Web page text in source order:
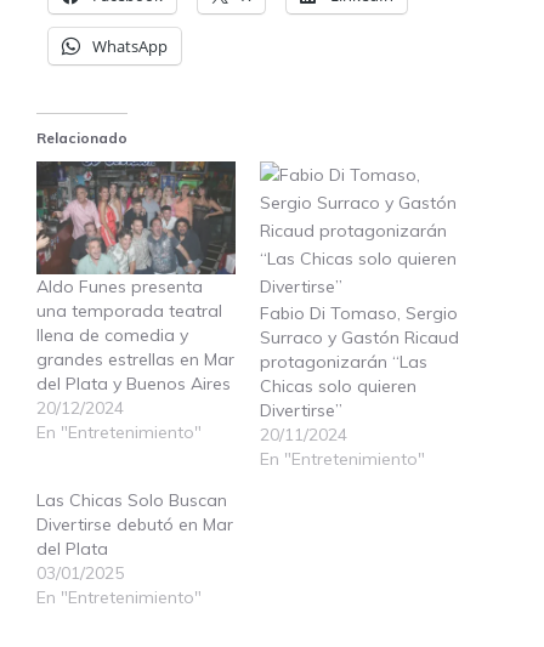
WhatsApp
Relacionado
Aldo Funes presenta
una temporada teatral
llena de comedia y
grandes estrellas en Mar
del Plata y Buenos Aires
20/12/2024
En "Entretenimiento"
Fabio Di Tomaso, Sergio
Surraco y Gastón Ricaud
protagonizarán “Las
Chicas solo quieren
Divertirse”
20/11/2024
En "Entretenimiento"
Las Chicas Solo Buscan
Divertirse debutó en Mar
del Plata
03/01/2025
En "Entretenimiento"